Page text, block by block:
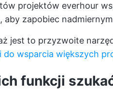
projektów everhour
aby zapobiec
jest to przyzwoite
do wsparcia większych
funkcji